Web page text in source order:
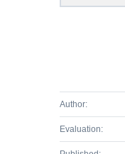
Author:
Evaluation: